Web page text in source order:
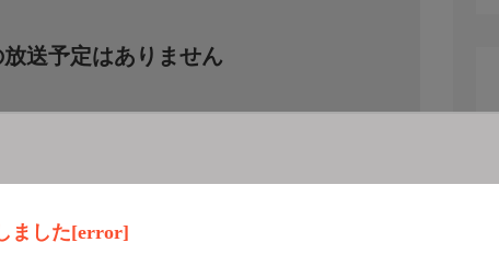
ました[error]
送予定はありません